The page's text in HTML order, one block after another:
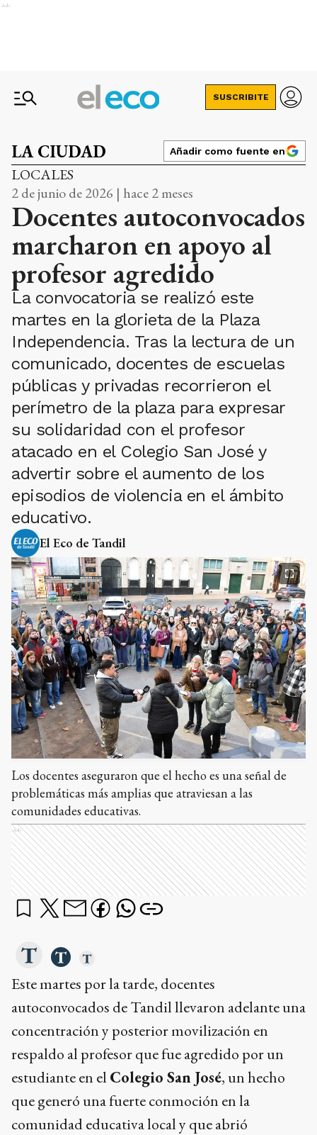
Ads
SUSCRIBITE
LA CIUDAD Añadir como fuente en
LOCALES
2 de junio de 2026 | hace 2 meses
Docentes autoconvocados
marcharon en apoyo al
profesor agredido
La convocatoria se realizó este
martes en la glorieta de la Plaza
Independencia. Tras la lectura de un
comunicado, docentes de escuelas
públicas y privadas recorrieron el
perímetro de la plaza para expresar
su solidaridad con el profesor
atacado en el Colegio San José y
advertir sobre el aumento de los
episodios de violencia en el ámbito
educativo.
El Eco de Tandil
Los docentes aseguraron que el hecho es una señal de
problemáticas más amplias que atraviesan a las
comunidades educativas.
Ads
Este martes por la tarde, docentes
autoconvocados de Tandil llevaron adelante una
concentración y posterior movilización en
respaldo al profesor que fue agredido por un
estudiante en el Colegio San José, un hecho
que generó una fuerte conmoción en la
comunidad educativa local y que abrió